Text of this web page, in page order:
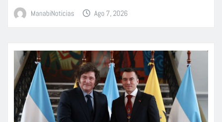
ManabiNoticias Ago 7, 2026